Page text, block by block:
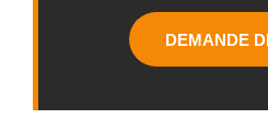
DEMANDE